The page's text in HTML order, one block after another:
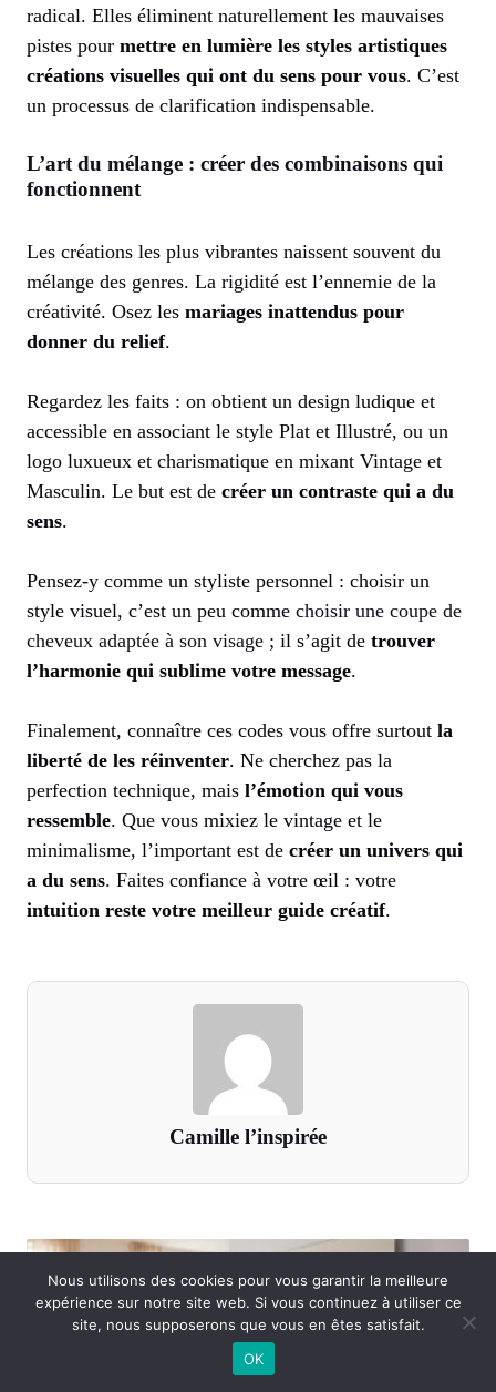
radical. Elles éliminent naturellement les mauvaises
pistes pour mettre en lumière les styles artistiques
créations visuelles qui ont du sens pour vous. C’est
un processus de clarification indispensable.
L’art du mélange : créer des combinaisons qui
fonctionnent
Les créations les plus vibrantes naissent souvent du
mélange des genres. La rigidité est l’ennemie de la
créativité. Osez les mariages inattendus pour
donner du relief.
Regardez les faits : on obtient un design ludique et
accessible en associant le style Plat et Illustré, ou un
logo luxueux et charismatique en mixant Vintage et
Masculin. Le but est de créer un contraste qui a du
sens.
Pensez-y comme un styliste personnel : choisir un
style visuel, c’est un peu comme choisir une coupe de
cheveux adaptée à son visage ; il s’agit de trouver
l’harmonie qui sublime votre message.
Finalement, connaître ces codes vous offre surtout la
liberté de les réinventer. Ne cherchez pas la
perfection technique, mais l’émotion qui vous
ressemble. Que vous mixiez le vintage et le
minimalisme, l’important est de créer un univers qui
a du sens. Faites confiance à votre œil : votre
intuition reste votre meilleur guide créatif.
Camille l’inspirée
Choisir sa coupe de cheveux
Nous utilisons des cookies pour vous garantir la meilleure
expérience sur notre site web. Si vous continuez à utiliser ce
site, nous supposerons que vous en êtes satisfait.
OK